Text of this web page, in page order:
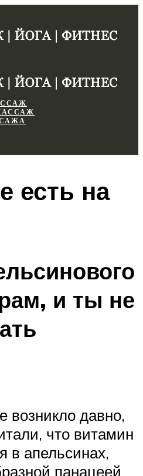
есть на
и ты не
возникло давно,
что витамин
в апельсинах,
панацеей